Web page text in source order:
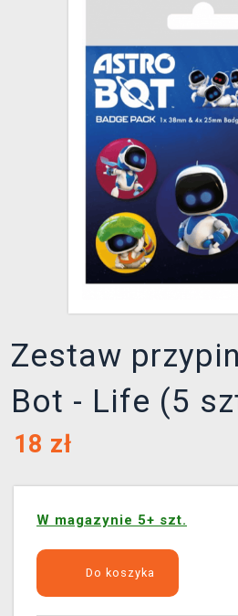
TRANSPORT
XZONE KLUB
Zestaw
Bot - Life (5
18 zł
W magazynie 5+ szt.
Do koszyka